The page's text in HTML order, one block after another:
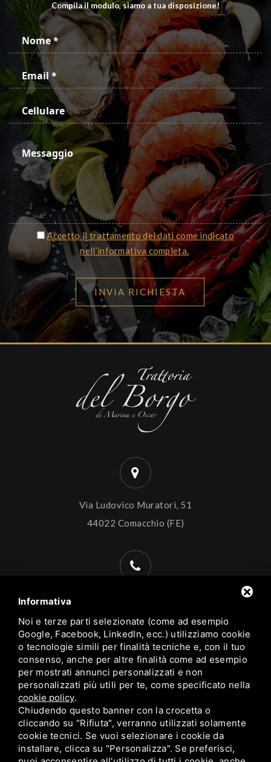
Compila il modulo, siamo a tua disposizione!
Accetto il trattamento dei dati come indicato
nell’informativa completa.
INVIA RICHIESTA
Via Ludovico Muratori, 51
44022 Comacchio (FE)
+39 392 6628152
info@trattoriadelborgocomacchio.com
Informativa
Noi e terze parti selezionate (come ad esempio
Google, Facebook, LinkedIn, ecc.) utilizziamo cookie
o tecnologie simili per finalità tecniche e, con il tuo
consenso, anche per altre finalità come ad esempio
per mostrati annunci personalizzati e non
personalizzati più utili per te, come specificato nella
cookie policy.
Chiudendo questo banner con la crocetta o
cliccando su "Rifiuta", verranno utilizzati solamente
cookie tecnici. Se vuoi selezionare i cookie da
installare, clicca su "Personalizza". Se preferisci,